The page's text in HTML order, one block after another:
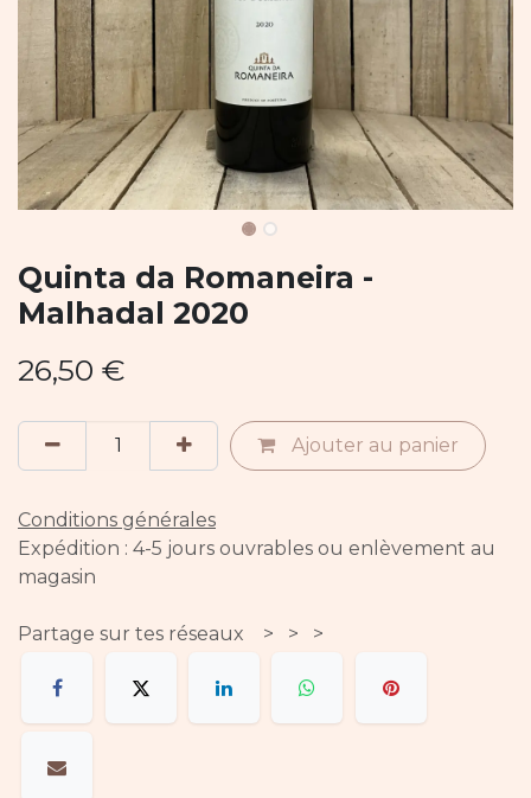
Quinta da Romaneira -
Malhadal 2020
26,50 €
Ajouter au panier
Conditions générales
Expédition : 4-5 jours ouvrables ou enlèvement au
magasin
Partage sur tes réseaux > > >